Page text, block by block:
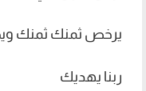
يرخص ثمنك ثمنك
ربنا يهديك